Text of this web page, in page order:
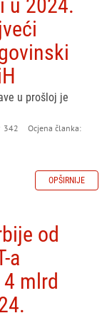
u 2024.
u prošloj je
342
Ocjena članka:
OPŠIRNIJE
od
a
mlrd